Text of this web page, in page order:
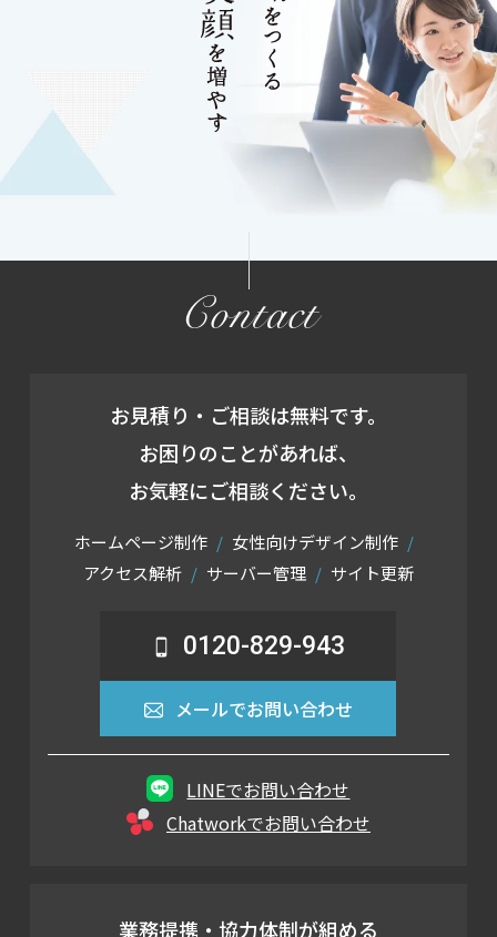
Contact
お見積り・ご相談は無料です。
お困りのことがあれば、
お気軽にご相談ください。
ホームページ制作
女性向けデザイン制作
アクセス解析
サーバー管理 サイト更新
0120-829-943
メールでお問い合わせ
LINEでお問い合わせ
Chatworkでお問い合わせ
業務提携・協力体制が組める